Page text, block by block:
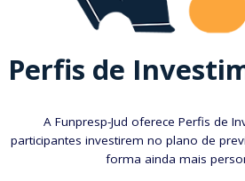
Perfis de
A Funpresp-Jud oferece Perfis de
participantes investirem no plano de
forma ainda mais